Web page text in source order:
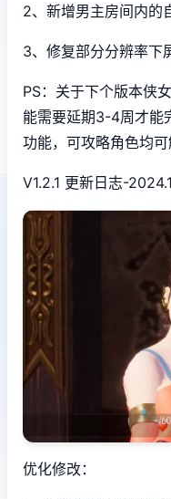
2、新增男主房间内的
3、修复部分分辨率下
PS：关于下个版本侠
能需要延期3-4周才能
功能，可攻略角色均可
V1.2.1 更新日志-
优化修改：